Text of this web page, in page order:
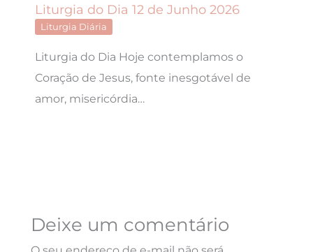
Liturgia do Dia 12 de Junho 2026
Liturgia Diária
Liturgia do Dia Hoje contemplamos o
Coração de Jesus, fonte inesgotável de
amor, misericórdia…
Deixe um comentário